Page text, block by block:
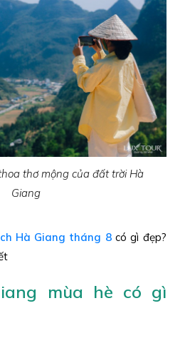
thơ mộng của đất trời Hà
Giang
Hà Giang tháng 8có gì đẹp?
mùa hè có gì